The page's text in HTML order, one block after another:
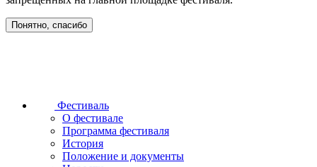
Понятно, спасибо
Фестиваль
О фестивале
Программа фестиваля
История
Положение и документы